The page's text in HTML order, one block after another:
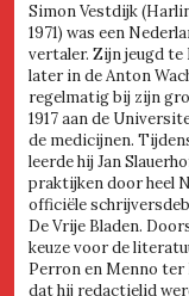
Simon Vestdijk
1971) was een
vertaler. Zijn jeugd te
later in de Anton
regelmatig bij zijn
1917 aan de
de medicijnen.
leerde hij Jan
praktijken door heel
officiële
De Vrije Bladen.
keuze voor de
Perron en Menno
dat hij redactielid